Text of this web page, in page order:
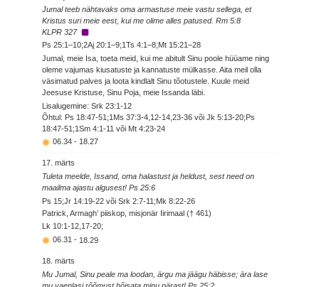
Jumal teeb nähtavaks oma armastuse meie vastu sellega, et
Kristus suri meie eest, kui me olime alles patused. Rm 5:8
KLPR 327
Ps 25:1–10;2Aj 20:1–9;1Ts 4:1–8;Mt 15:21–28
Jumal, meie Isa, toeta meid, kui me abitult Sinu poole hüüame ning
oleme vajumas kiusatuste ja kannatuste mülkasse. Aita meil olla
väsimatud palves ja loota kindlalt Sinu tõotustele. Kuule meid
Jeesuse Kristuse, Sinu Poja, meie Issanda läbi.
Lisalugemine: Srk 23:1-12
Õhtul: Ps 18:47-51;1Ms 37:3-4,12-14,23-36 või Jk 5:13-20;Ps
18:47-51;1Sm 4:1-11 või Mt 4:23-24
06.34 - 18.27
17. märts
Tuleta meelde, Issand, oma halastust ja heldust, sest need on
maailma ajastu algusest! Ps 25:6
Ps 15;Jr 14:19-22 või Srk 2:7-11;Mk 8:22-26
Patrick, Armagh’ piiskop, misjonär Iirimaal († 461)
Lk 10:1-12,17-20;
06.31 - 18.29
18. märts
Mu Jumal, Sinu peale ma loodan, ärgu ma jäägu häbisse; ära lase